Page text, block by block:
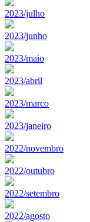
2023/julho
2023/junho
2023/maio
2023/abril
2023/marco
2023/janeiro
2022/novembro
2022/outubro
2022/setembro
2022/agosto